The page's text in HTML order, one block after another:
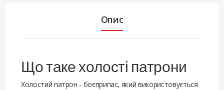
Опис
Що таке холості патрони
Холостий патрон - боєприпас, який використовується